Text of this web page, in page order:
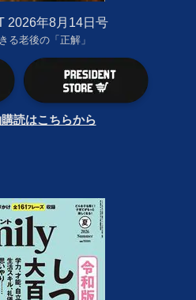
2026年8月14日号
る老後の「正解」
読はこちらから